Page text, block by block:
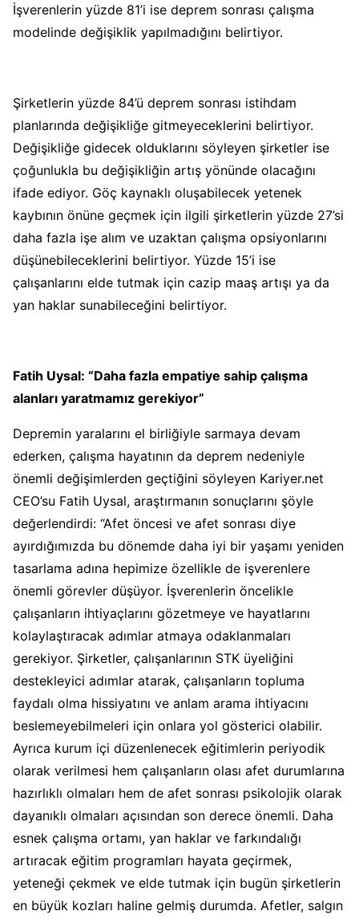
İşverenlerin yüzde 81’i ise deprem sonrası çalışma
modelinde değişiklik yapılmadığını belirtiyor.
Şirketlerin yüzde 84’ü deprem sonrası istihdam
planlarında değişikliğe gitmeyeceklerini belirtiyor.
Değişikliğe gidecek olduklarını söyleyen şirketler ise
çoğunlukla bu değişikliğin artış yönünde olacağını
ifade ediyor. Göç kaynaklı oluşabilecek yetenek
kaybının önüne geçmek için ilgili şirketlerin yüzde 27’si
daha fazla işe alım ve uzaktan çalışma opsiyonlarını
düşünebileceklerini belirtiyor. Yüzde 15’i ise
çalışanlarını elde tutmak için cazip maaş artışı ya da
yan haklar sunabileceğini belirtiyor.
Fatih Uysal: “Daha fazla empatiye sahip çalışma
alanları yaratmamız gerekiyor”
Depremin yaralarını el birliğiyle sarmaya devam
ederken, çalışma hayatının da deprem nedeniyle
önemli değişimlerden geçtiğini söyleyen Kariyer.net
CEO’su Fatih Uysal, araştırmanın sonuçlarını şöyle
değerlendirdi: “Afet öncesi ve afet sonrası diye
ayırdığımızda bu dönemde daha iyi bir yaşamı yeniden
tasarlama adına hepimize özellikle de işverenlere
önemli görevler düşüyor. İşverenlerin öncelikle
çalışanların ihtiyaçlarını gözetmeye ve hayatlarını
kolaylaştıracak adımlar atmaya odaklanmaları
gerekiyor. Şirketler, çalışanlarının STK üyeliğini
destekleyici adımlar atarak, çalışanların topluma
faydalı olma hissiyatını ve anlam arama ihtiyacını
beslemeyebilmeleri için onlara yol gösterici olabilir.
Ayrıca kurum içi düzenlenecek eğitimlerin periyodik
olarak verilmesi hem çalışanların olası afet durumlarına
hazırlıklı olmaları hem de afet sonrası psikolojik olarak
dayanıklı olmaları açısından son derece önemli. Daha
esnek çalışma ortamı, yan haklar ve farkındalığı
artıracak eğitim programları hayata geçirmek,
yeteneği çekmek ve elde tutmak için bugün şirketlerin
en büyük kozları haline gelmiş durumda. Afetler, salgın